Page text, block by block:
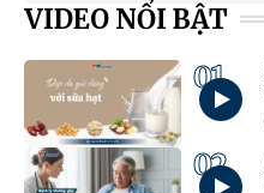
VIDEO NỔI BẬT
01
02